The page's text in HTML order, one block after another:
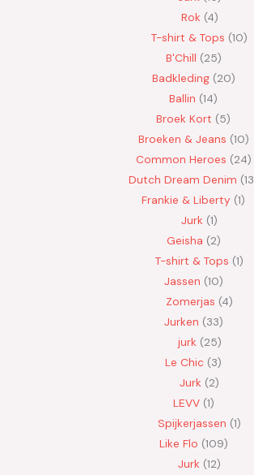
Rok 4
T-shirt & Tops 10
B'Chill 25
Badkleding 20
Ballin 14
Broek Kort 5
Broeken & Jeans 10
Common Heroes 24
Dutch Dream Denim 13
Frankie & Liberty 1
Jurk 1
Geisha 2
T-shirt & Tops 1
Jassen 10
Zomerjas 4
Jurken 33
jurk 25
Le Chic 3
Jurk 2
LEVV 1
Spijkerjassen 1
Like Flo 109
Jurk 12